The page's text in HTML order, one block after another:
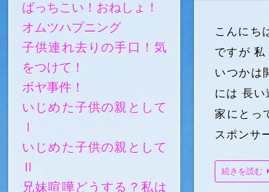
こんに
ですが
いつかは
には 長
家にとっ
スポンサ
続きを読む
ばっちこい！おねしょ！
オムツハプニング
子供連れ去りの手口！気
をつけて！
ボヤ事件！
いじめた子供の親として
いじめた子供の親として
Ⅱ
兄妹喧嘩どうする？私は